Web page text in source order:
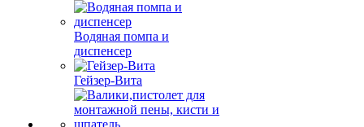
Водяная помпа и
диспенсер
Гейзер-Вита